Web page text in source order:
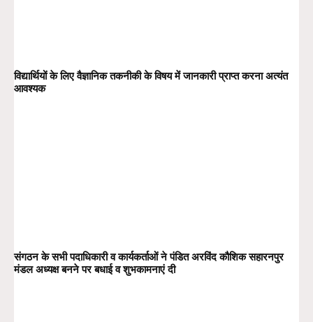
विद्यार्थियों के लिए वैज्ञानिक तकनीकी के विषय में जानकारी प्राप्त करना अत्यंत
आवश्यक
संगठन के सभी पदाधिकारी व कार्यकर्ताओं ने पंडित अरविंद कौशिक सहारनपुर
मंडल अध्यक्ष बनने पर बधाई व शुभकामनाएं दी